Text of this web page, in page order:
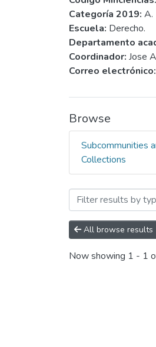
Categoría 2019: A.
Escuela: Derecho.
Departamento
Coordinador: Jose
Correo electrónico:
Browse
Subcommunities
Collections
Browsing
All browse results
Now showing 1 - 1